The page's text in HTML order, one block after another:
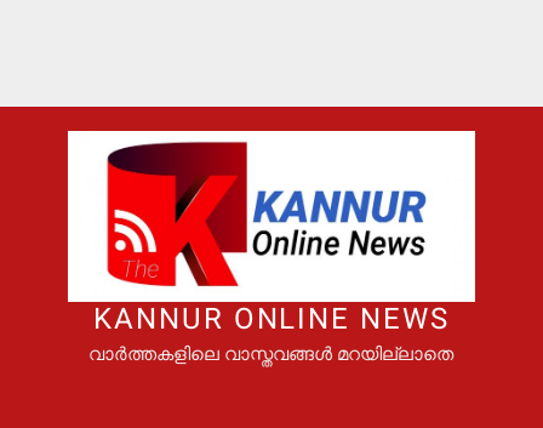
KANNUR ONLINE NEWS
വാർത്തകളിലെ വാസ്തവങ്ങൾ മറയില്ലാതെ